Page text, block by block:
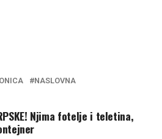
NASLOVNA
Njima fotelje i teletina,